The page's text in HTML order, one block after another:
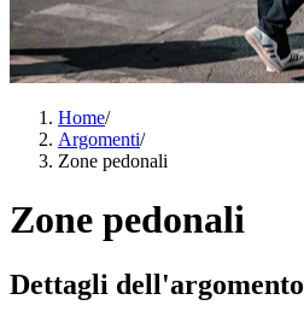
Home/
Argomenti/
Zone pedonali
Zone pedonali
Dettagli dell'argomento